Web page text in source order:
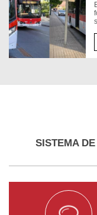
SISTEMADE